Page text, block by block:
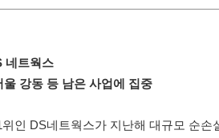
네트웍스
강동 등 남은 사업에 집중
인 DS네트웍스가 지난해 대규모 순손